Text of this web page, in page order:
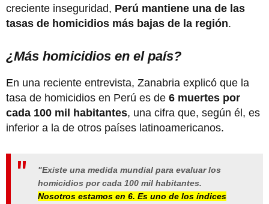
creciente inseguridad, Perú mantiene una de las
tasas de homicidios más bajas de la región.
¿Más homicidios en el país?
En una reciente entrevista, Zanabria explicó que la
tasa de homicidios en Perú es de 6 muertes por
cada 100 mil habitantes, una cifra que, según él, es
inferior a la de otros países latinoamericanos.
"Existe una medida mundial para evaluar los
homicidios por cada 100 mil habitantes.
Nosotros estamos en 6. Es uno de los índices